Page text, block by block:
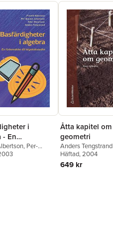
i
- En
till
i
, Per-
Åtta kapitel om
geometri
Anders Tengstrand
Häftad, 2004
649 kr